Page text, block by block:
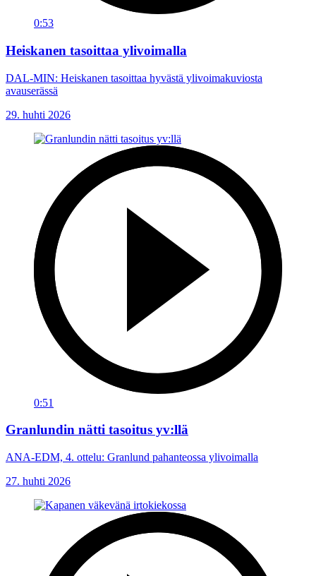
0:53
Heiskanen tasoittaa ylivoimalla
DAL-MIN: Heiskanen tasoittaa hyvästä ylivoimakuviosta
avauserässä
29. huhti 2026
0:51
Granlundin nätti tasoitus yv:llä
ANA-EDM, 4. ottelu: Granlund pahanteossa ylivoimalla
27. huhti 2026